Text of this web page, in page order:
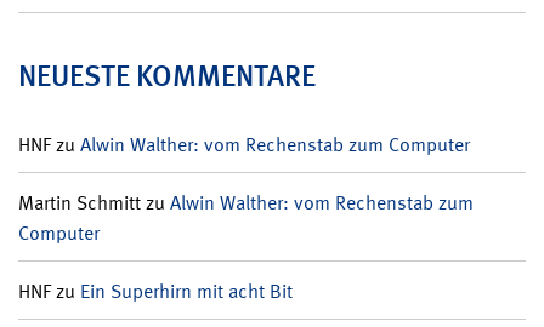
NEUESTE KOMMENTARE
HNFzu Alwin Walther: vom Rechenstab zum Computer
Martin Schmittzu Alwin Walther: vom Rechenstab zum
Computer
HNFzu Ein Superhirn mit acht Bit